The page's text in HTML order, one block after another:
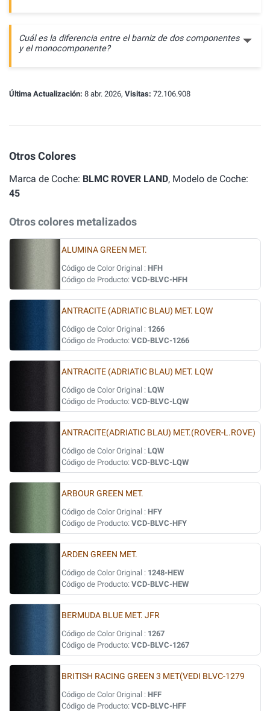
Cuál es la diferencia entre el barniz de dos componentes
y el monocomponente?
Última Actualización: 8 abr. 2026, Visitas: 72.106.908
Otros Colores
Marca de Coche: BLMC ROVER LAND, Modelo de Coche:
45
Otros colores metalizados
ALUMINA GREEN MET.
Código de Color Original : HFH
Código de Producto: VCD-BLVC-HFH
ANTRACITE (ADRIATIC BLAU) MET. LQW
Código de Color Original : 1266
Código de Producto: VCD-BLVC-1266
ANTRACITE (ADRIATIC BLAU) MET. LQW
Código de Color Original : LQW
Código de Producto: VCD-BLVC-LQW
ANTRACITE(ADRIATIC BLAU) MET.(ROVER-L.ROVE)
Código de Color Original : LQW
Código de Producto: VCD-BLVC-LQW
ARBOUR GREEN MET.
Código de Color Original : HFY
Código de Producto: VCD-BLVC-HFY
ARDEN GREEN MET.
Código de Color Original : 1248-HEW
Código de Producto: VCD-BLVC-HEW
BERMUDA BLUE MET. JFR
Código de Color Original : 1267
Código de Producto: VCD-BLVC-1267
BRITISH RACING GREEN 3 MET(VEDI BLVC-1279
Código de Color Original : HFF
Código de Producto: VCD-BLVC-HFF